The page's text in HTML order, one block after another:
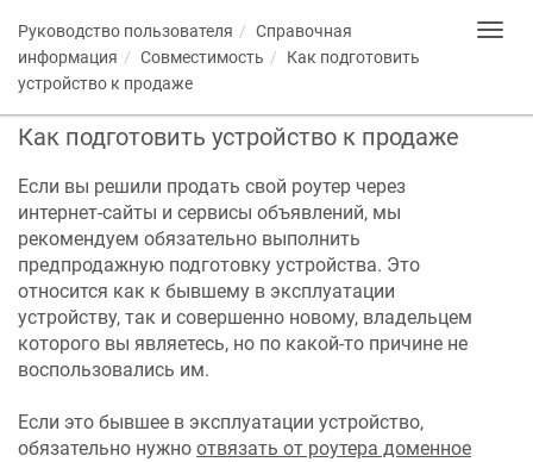
Руководство пользователя
Справочная
информация
Совместимость
Как подготовить
устройство к продаже
Как подготовить устройство к продаже
Если вы решили продать свой роутер через
интернет-сайты и сервисы объявлений, мы
рекомендуем обязательно выполнить
предпродажную подготовку устройства. Это
относится как к бывшему в эксплуатации
устройству, так и совершенно новому, владельцем
которого вы являетесь, но по какой-то причине не
воспользовались им.
Если это бывшее в эксплуатации устройство,
обязательно нужно отвязать от роутера доменное